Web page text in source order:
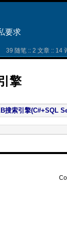
要求
39 随笔 :: 2 文章 :: 14
擎
搜索引擎(C#+SQL